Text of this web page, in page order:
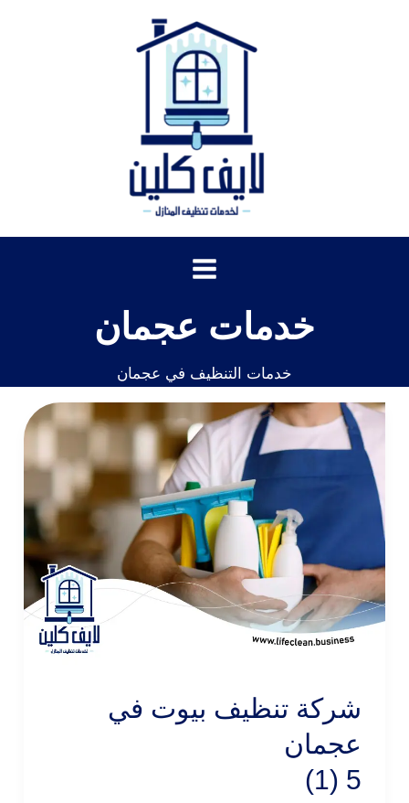
خدمات عجمان
خدمات التنظيف في عجمان
شركة تنظيف بيوت في
عجمان
5 (1)